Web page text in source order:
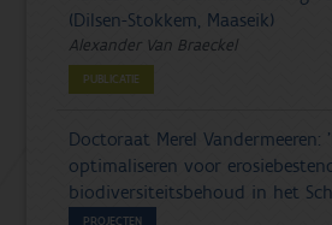
(Dilsen-Stokkem, Maaseik)
Alexander Van Braeckel
PUBLICATIE
Doctoraat Merel Vandermeeren:
optimaliseren voor
biodiversiteitsbehoud in het
PROJECTEN